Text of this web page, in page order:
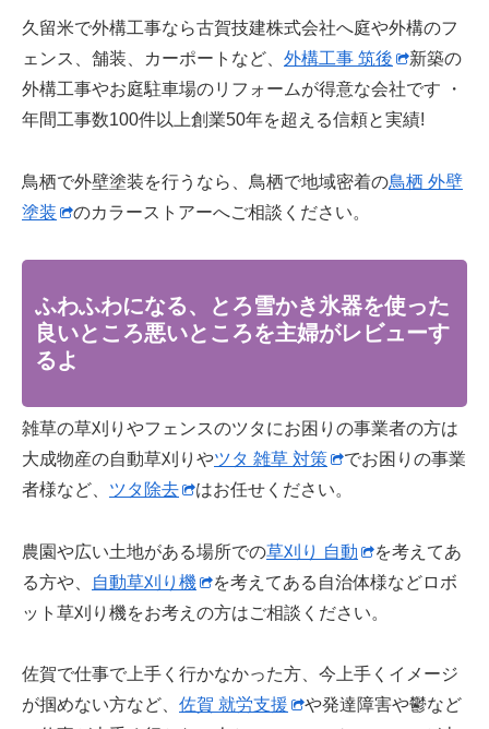
久留米で外構工事なら古賀技建株式会社へ庭や外構のフ
ェンス、舗装、カーポートなど、 外構工事 筑後
新築の
外構工事やお庭駐車場のリフォームが得意な会社です ・
年間工事数100件以上創業50年を超える信頼と実績!
鳥栖で外壁塗装を行うなら、鳥栖で地域密着の鳥栖 外壁
塗装
のカラーストアーへご相談ください。
ふわふわになる、とろ雪かき氷器を使った
良いところ悪いところを主婦がレビューす
るよ
雑草の草刈りやフェンスのツタにお困りの事業者の方は
大成物産の自動草刈りやツタ 雑草 対策
でお困りの事業
者様など、 ツタ除去 はお任せください。
農園や広い土地がある場所での草刈り 自動
を考えてあ
る方や、
自動草刈り機
を考えてある自治体様などロボ
ット草刈り機をお考えの方はご相談ください。
佐賀で仕事で上手く行かなかった方、今上手くイメージ
が掴めない方など、 佐賀 就労支援
や発達障害や鬱など